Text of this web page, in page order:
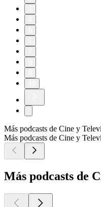
Más podcasts de Cine y
Más podcasts de Cine y
Más podcasts de